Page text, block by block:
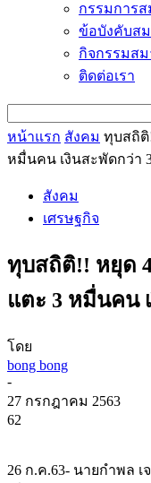
กรรมการ
ข้อบังคับส
กิจกรรมส
ติดต่อเรา
หน้าแรก สังคม ทุบสถิติ
หมื่นคน เงินสะพัดกว่า
สังคม
เศรษฐกิจ
ทุบสถิติ!! หยุด 4
แตะ 3 หมื่นคน
โดย
bong bong
-
27 กรกฎาคม 2563
62
26 ก.ค.63- นายกำพล